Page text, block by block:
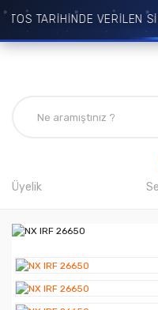
TARİHİNDE VERİLEN
Üyelik